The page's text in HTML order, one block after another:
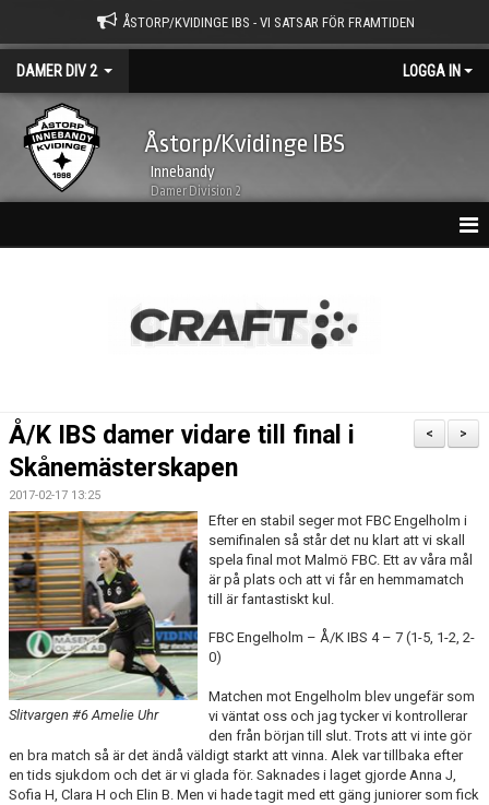
ÅSTORP/KVIDINGE IBS - VI SATSAR FÖR FRAMTIDEN
DAMER DIV 2 LOGGA IN
Åstorp/Kvidinge IBS
Innebandy
Damer Division 2
BILDGALLERI
DOKUMENT
KONTAKT
MATCHER
SERIETABELL
>
<
Å/K IBS damer vidare till final i
Skånemästerskapen
2017-02-17 13:25
Slitvargen #6 Amelie Uhr
Efter en stabil seger mot FBC Engelholm i
semifinalen så står det nu klart att vi skall
spela final mot Malmö FBC. Ett av våra mål
är på plats och att vi får en hemmamatch
till är fantastiskt kul.
FBC Engelholm – Å/K IBS 4 – 7 (1-5, 1-2, 2-
0)
Matchen mot Engelholm blev ungefär som
vi väntat oss och jag tycker vi kontrollerar
den från början till slut. Trots att vi inte gör
en bra match så är det ändå väldigt starkt att vinna. Alek var tillbaka efter
en tids sjukdom och det är vi glada för. Saknades i laget gjorde Anna J,
Sofia H, Clara H och Elin B. Men vi hade tagit med ett gäng juniorer som fick